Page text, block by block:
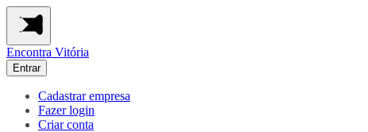
Encontra Vitória
Entrar
Cadastrar empresa
Fazer login
Criar conta